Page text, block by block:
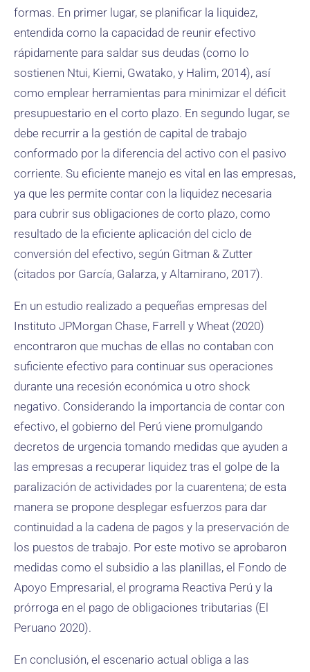
formas. En primer lugar, se planificar la liquidez,
entendida como la capacidad de reunir efectivo
rápidamente para saldar sus deudas (como lo
sostienen Ntui, Kiemi, Gwatako, y Halim, 2014), así
como emplear herramientas para minimizar el déficit
presupuestario en el corto plazo. En segundo lugar, se
debe recurrir a la gestión de capital de trabajo
conformado por la diferencia del activo con el pasivo
corriente. Su eficiente manejo es vital en las empresas,
ya que les permite contar con la liquidez necesaria
para cubrir sus obligaciones de corto plazo, como
resultado de la eficiente aplicación del ciclo de
conversión del efectivo, según Gitman & Zutter
(citados por García, Galarza, y Altamirano, 2017).
En un estudio realizado a pequeñas empresas del
Instituto JPMorgan Chase, Farrell y Wheat (2020)
encontraron que muchas de ellas no contaban con
suficiente efectivo para continuar sus operaciones
durante una recesión económica u otro shock
negativo. Considerando la importancia de contar con
efectivo, el gobierno del Perú viene promulgando
decretos de urgencia tomando medidas que ayuden a
las empresas a recuperar liquidez tras el golpe de la
paralización de actividades por la cuarentena; de esta
manera se propone desplegar esfuerzos para dar
continuidad a la cadena de pagos y la preservación de
los puestos de trabajo. Por este motivo se aprobaron
medidas como el subsidio a las planillas, el Fondo de
Apoyo Empresarial, el programa Reactiva Perú y la
prórroga en el pago de obligaciones tributarias (El
Peruano 2020).
En conclusión, el escenario actual obliga a las